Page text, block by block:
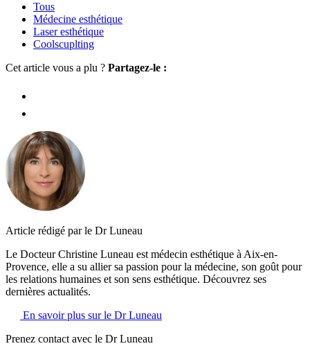
Tous
Médecine esthétique
Laser esthétique
Coolscuplting
Cet article vous a plu ? Partagez-le :
Article rédigé par le Dr Luneau
Le Docteur Christine Luneau est médecin esthétique à Aix-en-
Provence, elle a su allier sa passion pour la médecine, son goût pour
les relations humaines et son sens esthétique. Découvrez ses
dernières actualités.
En savoir plus sur le Dr Luneau
Prenez contact avec le Dr Luneau